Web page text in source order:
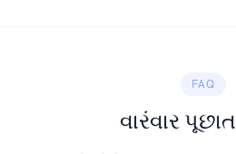
FAQ
વારંવાર